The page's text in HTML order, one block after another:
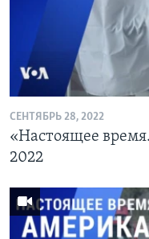
СЕНТЯБРЬ 28, 2022
«Настоящее
2022